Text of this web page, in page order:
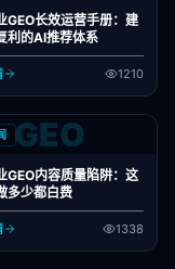
GEO长效运营手册：建
利的AI推荐体系
1210
GEO
GEO内容质量陷阱：这
多少都白费
1338